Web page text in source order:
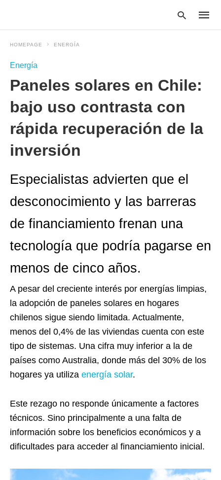
your
search
enter:
HOMEPAGE ENERGÍA
Energía
Paneles solares en Chile:
bajo uso contrasta con
rápida recuperación de la
inversión
Especialistas advierten que el
desconocimiento y las barreras
de financiamiento frenan una
tecnología que podría pagarse en
menos de cinco años.
A pesar del creciente interés por energías limpias,
la adopción de paneles solares en hogares
chilenos sigue siendo limitada. Actualmente,
menos del 0,4% de las viviendas cuenta con este
tipo de sistemas. Una cifra muy inferior a la de
países como Australia, donde más del 30% de los
hogares ya utiliza energía solar.
Este rezago no responde únicamente a factores
técnicos. Sino principalmente a una falta de
información sobre los beneficios económicos y a
dificultades para acceder al financiamiento inicial.